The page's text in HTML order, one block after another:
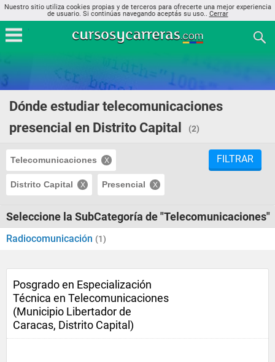
Nuestro sitio utiliza cookies propias y de terceros para ofrecerte una mejor experiencia
de usuario. Si continúas navegando aceptás su uso.. Cerrar
Dónde estudiar telecomunicaciones
presencial en Distrito Capital
(2)
Telecomunicaciones
Distrito Capital Presencial
FILTRAR
Seleccione la SubCategoría de "Telecomunicaciones"
Radiocomunicación (1)
Posgrado en Especialización
Técnica en Telecomunicaciones
(Municipio Libertador de
Caracas, Distrito Capital)